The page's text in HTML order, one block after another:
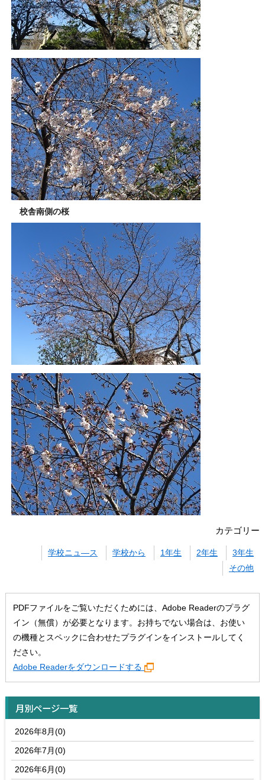
校舎南側の桜
カテゴリー
学校ニュ―ス 学校から 1年生 2年生
3年生
その他
PDFファイルをご覧いただくためには、Adobe Readerのプラグ
イン（無償）が必要となります。お持ちでない場合は、お使い
の機種とスペックに合わせたプラグインをインストールしてく
ださい。
Adobe Readerをダウンロードする
月別ページ一覧
2026年8月(0)
2026年7月(0)
2026年6月(0)